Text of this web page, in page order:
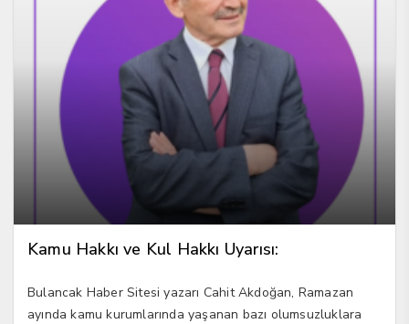
Kamu Hakkı ve Kul Hakkı Uyarısı:
Bulancak Haber Sitesi yazarı Cahit Akdoğan, Ramazan
ayında kamu kurumlarında yaşanan bazı olumsuzluklara